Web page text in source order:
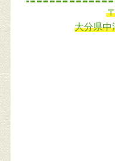
大分県中